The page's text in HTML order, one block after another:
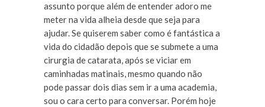
assunto porque além de entender adoro me
meter na vida alheia desde que seja para
ajudar. Se quiserem saber como é fantástica a
vida do cidadão depois que se submete a uma
cirurgia de catarata, após se viciar em
caminhadas matinais, mesmo quando não
pode passar dois dias sem ir a uma academia,
sou o cara certo para conversar. Porém hoje